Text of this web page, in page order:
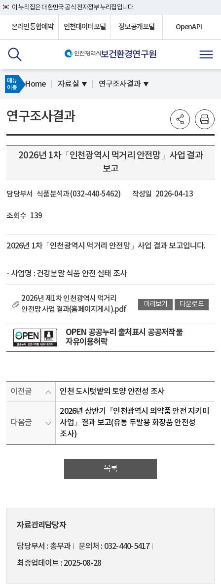
이 누리집은 대한민국 공식 전자정부 누리집입니다.
온라인통합예약 인천데이터포털 정보공개포털 OpenAPI
보건환경연구원
메뉴
이동
Home 자료실 연구조사결과
연구조사결과
2026년 1차「인천광역시 먹거리 안전망」사업 결과
보고
담당부서 식품분석과 (032-440-5462) 작성일 2026-04-13
조회수 139
2026년 1차「인천광역시 먹거리 안전망」사업 결과 보고입니다.
- 사업명 : 건강분말 식품 안전 실태 조사
2026년 제1차 인천광역시 먹거리
안전망 사업 결과(홈페이지게시).pdf
미리보기 다운로드
OPEN 공공누리 출처표시 공공저작물
자유이용허락
이전글 인천 도시텃밭의 토양 안전성 조사
다음글
2026년 상반기『인천광역시 의약품 안전 지키미
사업』결과 보고(유통 두발용 화장품 안전성
조사)
목록
자료관리담당자
담당부서 총무과 문의처
032-440-5417
최종업데이트
2025-08-28